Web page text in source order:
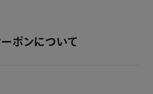
ーポンについて